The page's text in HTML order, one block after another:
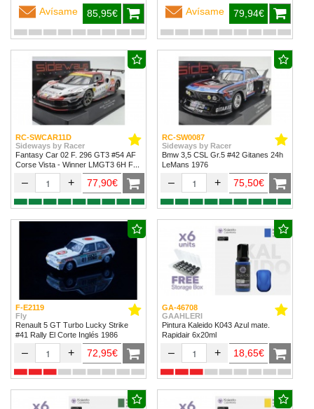
Avísame 85,95€ Avísame 79,94€
RC-SWCAR11D
Sideways by Racer
Fantasy Car 02 F. 296 GT3 #54 AF
Corse Vista - Winner LMGT3 6H Fuji
– + 77,90€
RC-SW0087
Sideways by Racer
Bmw 3,5 CSL Gr.5 #42 Gitanes 24h
LeMans 1976
– + 75,50€
F-E2119
Fly
Renault 5 GT Turbo Lucky Strike
#41 Rally El Corte Inglés 1986
– + 72,95€
GA-46708
GAAHLERI
Pintura Kaleido K043 Azul mate.
Rapidair 6x20ml
– + 18,65€